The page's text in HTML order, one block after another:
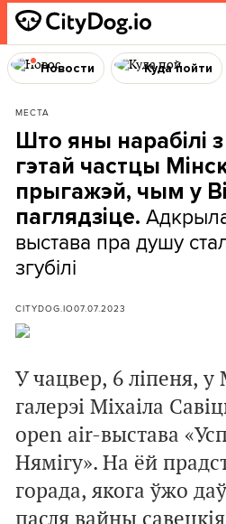
Новости Куда пойти
МЕСТА
Што яны нарабілі
гэтай частцы
прыгажэй, чым у
паглядзіце.
выстава пра душу
згубілі
CITYDOG.IO07.07.2023
У чацвер, 6 ліпеня, у
галерэі Міхаіла
open air-выстава
Нямігу». На ёй
горада, якога ўжо